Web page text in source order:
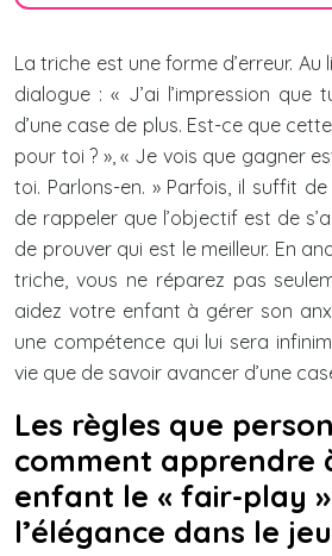
La triche est une forme d’erreur. Au
dialogue : « J’ai l’impression
d’une case de plus. Est-ce que
pour toi ? », « Je vois que gagner
toi. Parlons-en. » Parfois, il suffit
de rappeler que l’objectif est de
de prouver qui est le meilleur. En
triche, vous ne réparez pas
aidez votre enfant à gérer son
une compétence qui lui sera
vie que de savoir avancer d’une
Les règles que
comment apprendre
enfant le « fair-play
l’élégance dans le jeu